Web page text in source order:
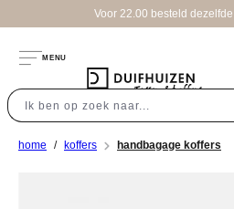
Voor 22.00 besteld
MENU
home koffers handbagage koffers